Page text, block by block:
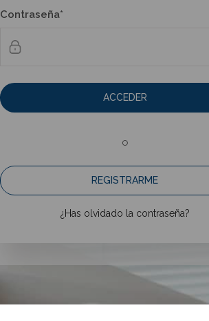
Contraseña*
ACCEDER
o
REGISTRARME
¿Has olvidado la contraseña?